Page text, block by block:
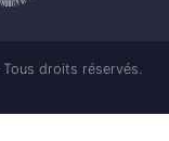
droits réservés.